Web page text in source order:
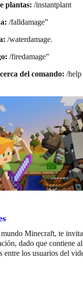
plantas: /instantplant
/falldamage”
/waterdamage.
/firedamage”
del comando: /help
Minecraft, te
dado que contiene
entre los usuarios del